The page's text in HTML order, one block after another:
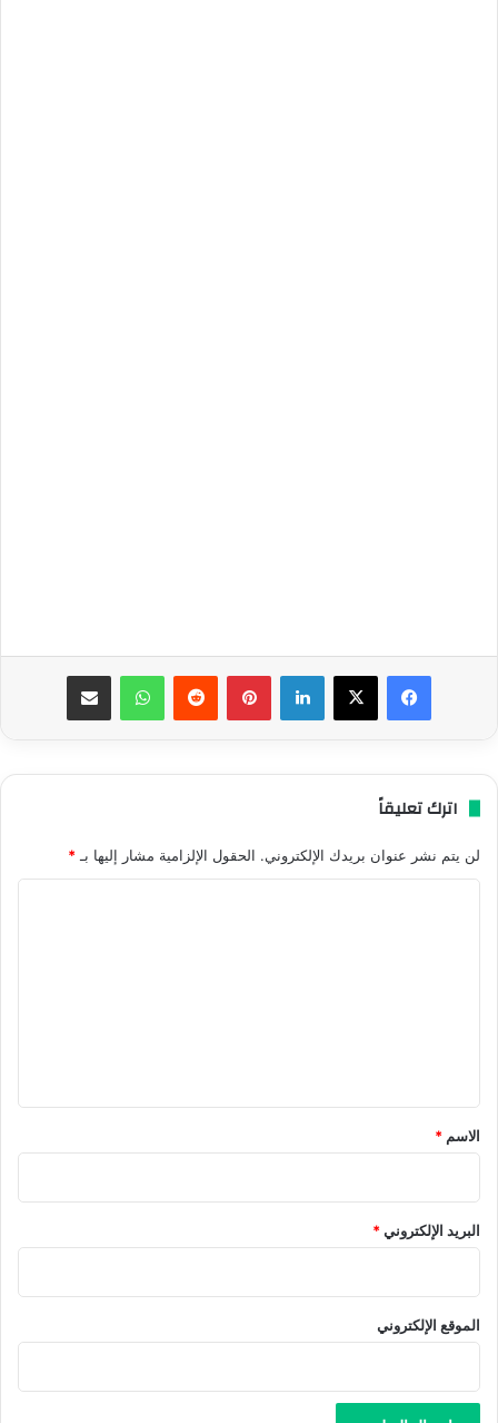
فيسبوك ‫X لينكدإن بينتيريست واتساب مشاركة عبر البريد
اترك تعليقاً
لن يتم نشر عنوان بريدك الإلكتروني. الحقول الإلزامية مشار إليها بـ *
*
الاسم *
البريد الإلكتروني*
الموقع الإلكتروني